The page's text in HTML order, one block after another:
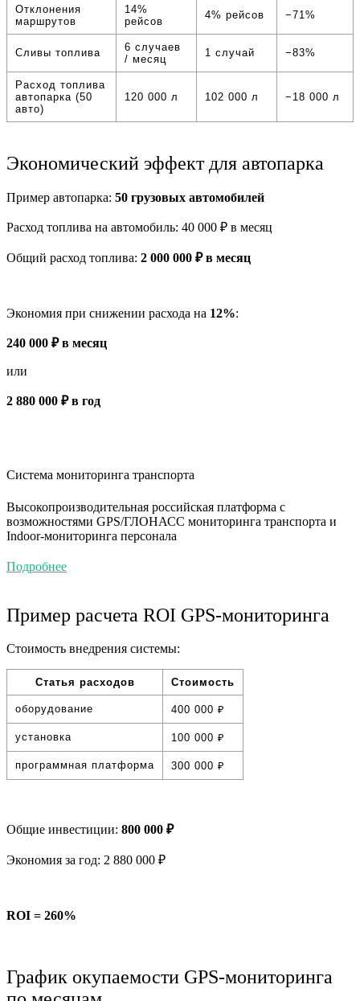
Отклонения
маршрутов
14%
рейсов
4% рейсов −71%
Сливы топлива
6 случаев
/ месяц
1 случай −83%
Расход топлива
автопарка (50
авто)
120 000 л 102 000 л −18 000 л
Экономический эффект для автопарка
Пример автопарка: 50 грузовых автомобилей
Расход топлива на автомобиль: 40 000 ₽ в месяц
Общий расход топлива: 2 000 000 ₽ в месяц
Экономия при снижении расхода на 12%:
240 000 ₽ в месяц
или
2 880 000 ₽ в год
Система мониторинга транспорта
Высокопроизводительная российская платформа с
возможностями GPS/ГЛОНАСС мониторинга транспорта и
Indoor-мониторинга персонала
Подробнее
Пример расчета ROI GPS-мониторинга
Стоимость внедрения системы:
Статья расходов Стоимость
оборудование 400 000 ₽
установка 100 000 ₽
программная платформа 300 000 ₽
Общие инвестиции: 800 000 ₽
Экономия за год: 2 880 000 ₽
ROI = 260%
График окупаемости GPS-мониторинга